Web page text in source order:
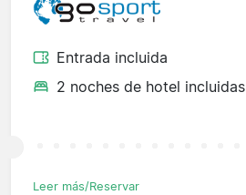
Entrada incluida
2 noches de hotel incluidas
Leer más/Reservar